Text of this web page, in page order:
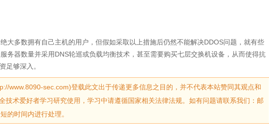
大多数拥有自己主机的用户，但假如采取以上措施后仍然不能解决DDOS问题，就有些
务器数量并采用DNS轮巡或负载均衡技术，甚至需要购买七层交换机设备，从而使得抗
足够深入。
www.8090-sec.com)登载此文出于传递更多信息之目的，并不代表本站赞同其观点和
技术爱好者学习研究使用，学习中请遵循国家相关法律法规。如有问题请联系我们：邮
的时间内进行处理。